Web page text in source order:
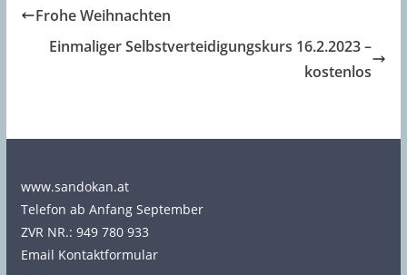
Frohe Weihnachten
Einmaliger Selbstverteidigungskurs 16.2.2023 –
kostenlos
www.sandokan.at
Telefon ab Anfang September
ZVR NR.: 949 780 933
Email Kontaktformular